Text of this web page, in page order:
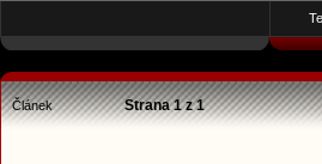
Článek Strana1z1